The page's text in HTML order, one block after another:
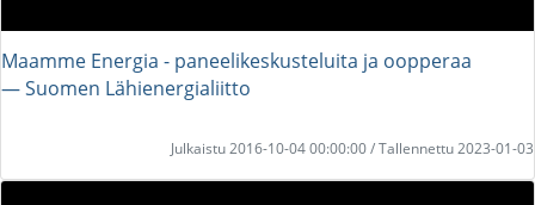
Maamme Energia - paneelikeskusteluita ja oopperaa
― Suomen Lähienergialiitto
Julkaistu 2016-10-04 00:00:00 / Tallennettu 2023-01-03